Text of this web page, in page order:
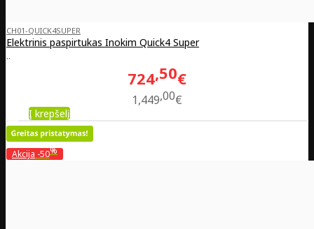
CH01-QUICK4SUPER
Elektrinis paspirtukas Inokim Quick4 Super
..
724 50€
1,449 00€
Į krepšelį
Akcija -50%